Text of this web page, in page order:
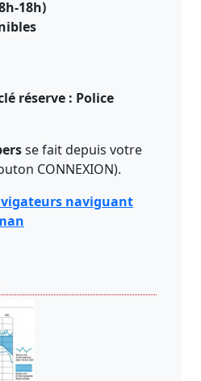
18h)
réserve : Police
se fait depuis votre
CONNEXION).
naviguant